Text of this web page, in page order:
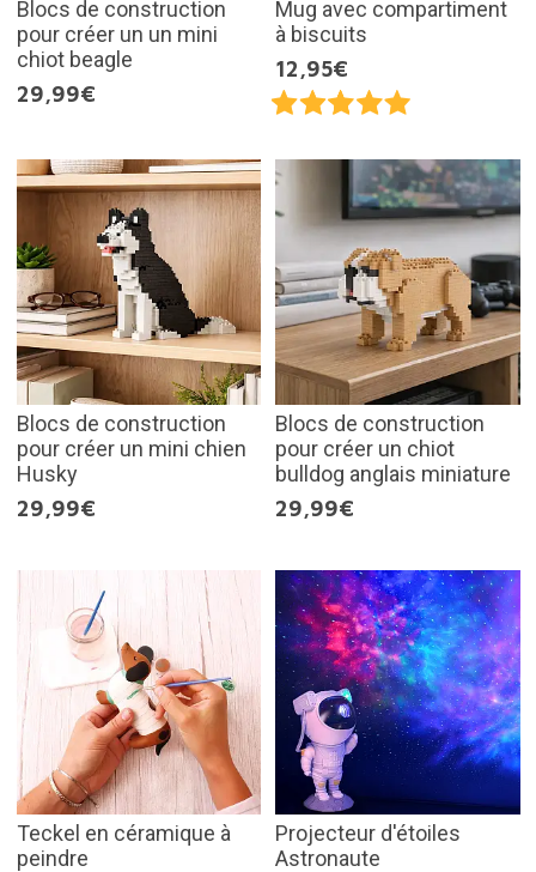
Blocs de construction
pour créer un un mini
chiot beagle
29,99€
Mug avec compartiment
à biscuits
12,95€
Blocs de construction
pour créer un mini chien
Husky
29,99€
Blocs de construction
pour créer un chiot
bulldog anglais miniature
29,99€
Teckel en céramique à
peindre
Projecteur d'étoiles
Astronaute